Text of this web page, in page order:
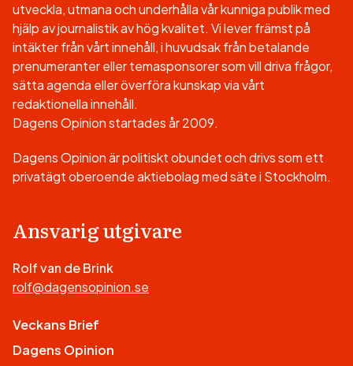
utveckla, utmana och underhålla vår kunniga publik med
hjälp av journalistik av hög kvalitet. Vi lever främst på
intäkter från vårt innehåll, i huvudsak från betalande
prenumeranter eller temasponsorer som vill driva frågor,
sätta agenda eller överföra kunskap via vårt
redaktionella innehåll.
Dagens Opinion startades år 2009.
Dagens Opinion är politiskt obundet och drivs som ett
privatägt oberoende aktiebolag med säte i Stockholm.
Ansvarig utgivare
Rolf van de Brink
rolf@dagensopinion.se
Veckans Brief
Dagens Opinion